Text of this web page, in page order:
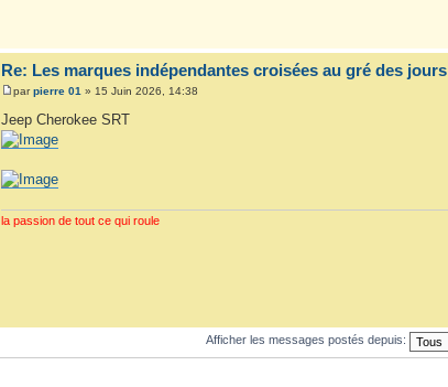
Re: Les marques indépendantes croisées au gré des jours
parpierre 01 » 15 Juin 2026, 14:38
Jeep Cherokee SRT
la passion de tout ce qui roule
Afficher les messages postés depuis: